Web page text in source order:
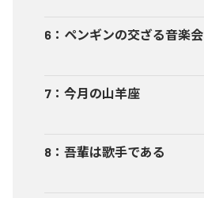
6 ： ペンギンの交ざる音楽会
7 ： 今月の山羊座
8 ： 吾輩は歌手である